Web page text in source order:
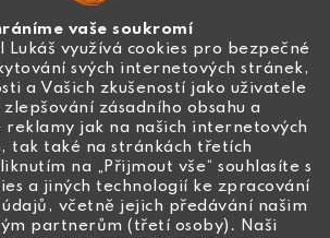
vaše soukromí
Lukáš využívá cookies pro bezpečné
svých internetových stránek,
a Vašich zkušeností jako uživatele
zásadního obsahu a
reklamy jak na našich internetových
tak také na stránkách třetích
na „Přijmout vše“ souhlasíte s
a jiných technologií ke zpracování
údajů, včetně jejich předávání našim
partnerům (třetí osoby). Naši
koralky.cz
191